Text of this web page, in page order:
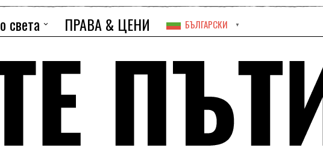
света ПРАВА & ЦЕНИ БЪЛГАРСКИ ▼